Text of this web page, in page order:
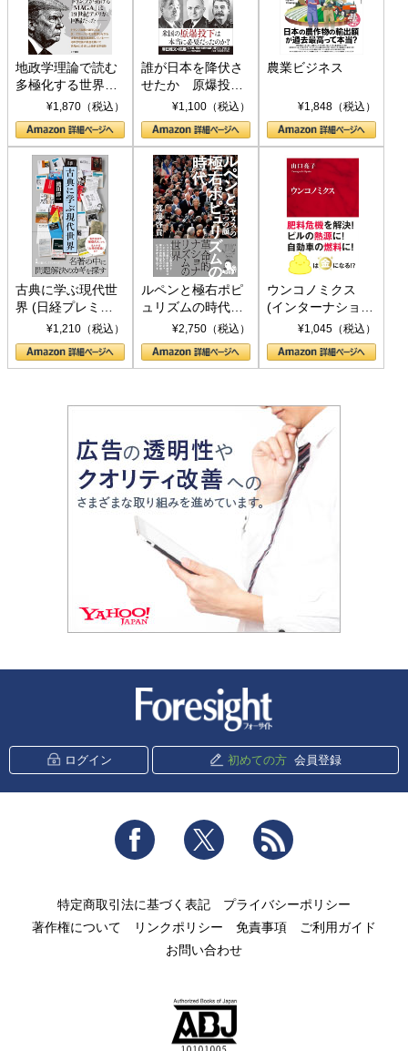
地政学理論で読む
多極化する世界：
トランプとBRICS
の挑戦
¥1,870（税込）
誰が日本を降伏さ
せたか 原爆投
下、ソ連参戦、そ
して聖断 (PHP新
書)
¥1,100（税込）
農業ビジネス
¥1,848（税込）
古典に学ぶ現代世
界 (日経プレミア
シリーズ)¥1,210（税込）
ルペンと極右ポピ
ュリズムの時代：
〈ヤヌス〉の二つ
の顔
¥2,750（税込）
ウンコノミクス
(インターナショナ
ル新書)¥1,045（税込）
ログイン 初めての方 会員登録
Facebook Twitter
特定商取引法に基づく表記
プライバシーポリシー
著作権について
リンクポリシー 免責事項
ご利用ガイド
お問い合わせ